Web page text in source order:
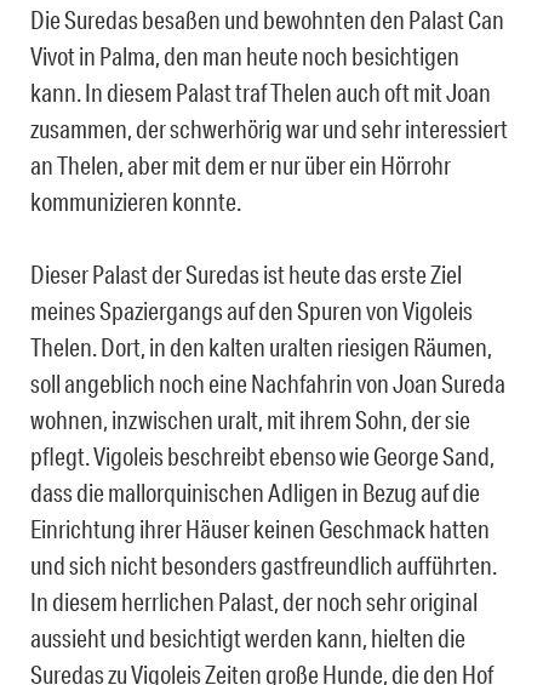
Die Suredas besaßen und bewohnten den Palast Can
Vivot in Palma, den man heute noch besichtigen
kann. In diesem Palast traf Thelen auch oft mit Joan
zusammen, der schwerhörig war und sehr interessiert
an Thelen, aber mit dem er nur über ein Hörrohr
kommunizieren konnte.
Dieser Palast der Suredas ist heute das erste Ziel
meines Spaziergangs auf den Spuren von Vigoleis
Thelen. Dort, in den kalten uralten riesigen Räumen,
soll angeblich noch eine Nachfahrin von Joan Sureda
wohnen, inzwischen uralt, mit ihrem Sohn, der sie
pflegt. Vigoleis beschreibt ebenso wie George Sand,
dass die mallorquinischen Adligen in Bezug auf die
Einrichtung ihrer Häuser keinen Geschmack hatten
und sich nicht besonders gastfreundlich aufführten.
In diesem herrlichen Palast, der noch sehr original
aussieht und besichtigt werden kann, hielten die
Suredas zu Vigoleis Zeiten große Hunde, die den Hof